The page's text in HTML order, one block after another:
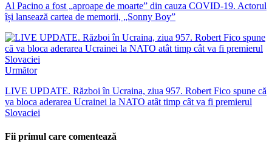
Al Pacino a fost „aproape de moarte” din cauza COVID-19. Actorul
își lansează cartea de memorii, „Sonny Boy”
Următor
LIVE UPDATE. Război în Ucraina, ziua 957. Robert Fico spune că
va bloca aderarea Ucrainei la NATO atât timp cât va fi premierul
Slovaciei
Fii primul care comentează